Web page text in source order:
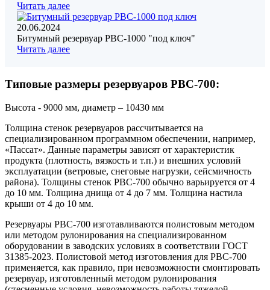
Читать далее
20.06.2024
Битумный резервуар РВС-1000 "под ключ"
Читать далее
Типовые размеры резервуаров РВС-700:
Высота - 9000 мм, диаметр – 10430 мм
Толщина стенок резервуаров рассчитывается на
специализированном программном обеспечении, например,
«Пассат». Данные параметры зависят от характеристик
продукта (плотность, вязкость и т.п.) и внешних условий
эксплуатации (ветровые, снеговые нагрузки, сейсмичность
района). Толщины стенок РВС-700 обычно варьируется от 4
до 10 мм. Толщина днища от 4 до 7 мм. Толщина настила
крыши от 4 до 10 мм.
Резервуары РВС-700 изготавливаются полистовым методом
или методом рулонирования на специализированном
оборудовании в заводских условиях в соответствии ГОСТ
31385-2023. Полистовой метод изготовления для РВС-700
применяется, как правило, при невозможности смонтировать
резервуар, изготовленный методом рулонирования